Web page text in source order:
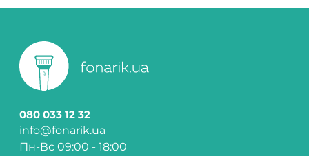
080 033 12 32
info@fonarik.ua
Пн-Вс 09:00 - 18:00